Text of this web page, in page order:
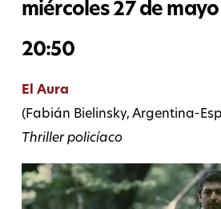
miércoles 27 de mayo
20:50
El Aura
(Fabián Bielinsky, Argentina-
Thriller policíaco